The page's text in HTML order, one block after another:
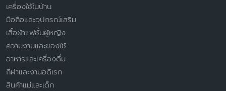
เครื่องใช้ในบ้าน
มือถือและอุปกรณ์เสริม
เสื้อผ้าแฟชั่นผู้หญิง
ความงามและของใช้
อาหารและเครื่องดื่ม
กีฬาและงานอดิเรก
สินค้าแม่และเด็ก